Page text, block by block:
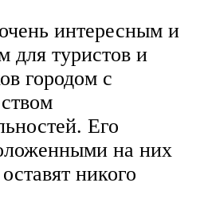
интересным и
для туристов и
городом с
Его
на них
никого